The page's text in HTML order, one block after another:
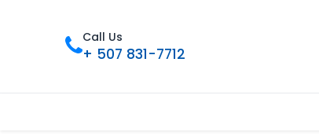
Call Us
+ 507 831-7712